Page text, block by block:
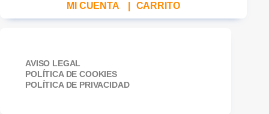
MI CUENTA CARRITO
AVISO LEGAL
POLÍTICA DE COOKIES
POLÍTICA DE PRIVACIDAD